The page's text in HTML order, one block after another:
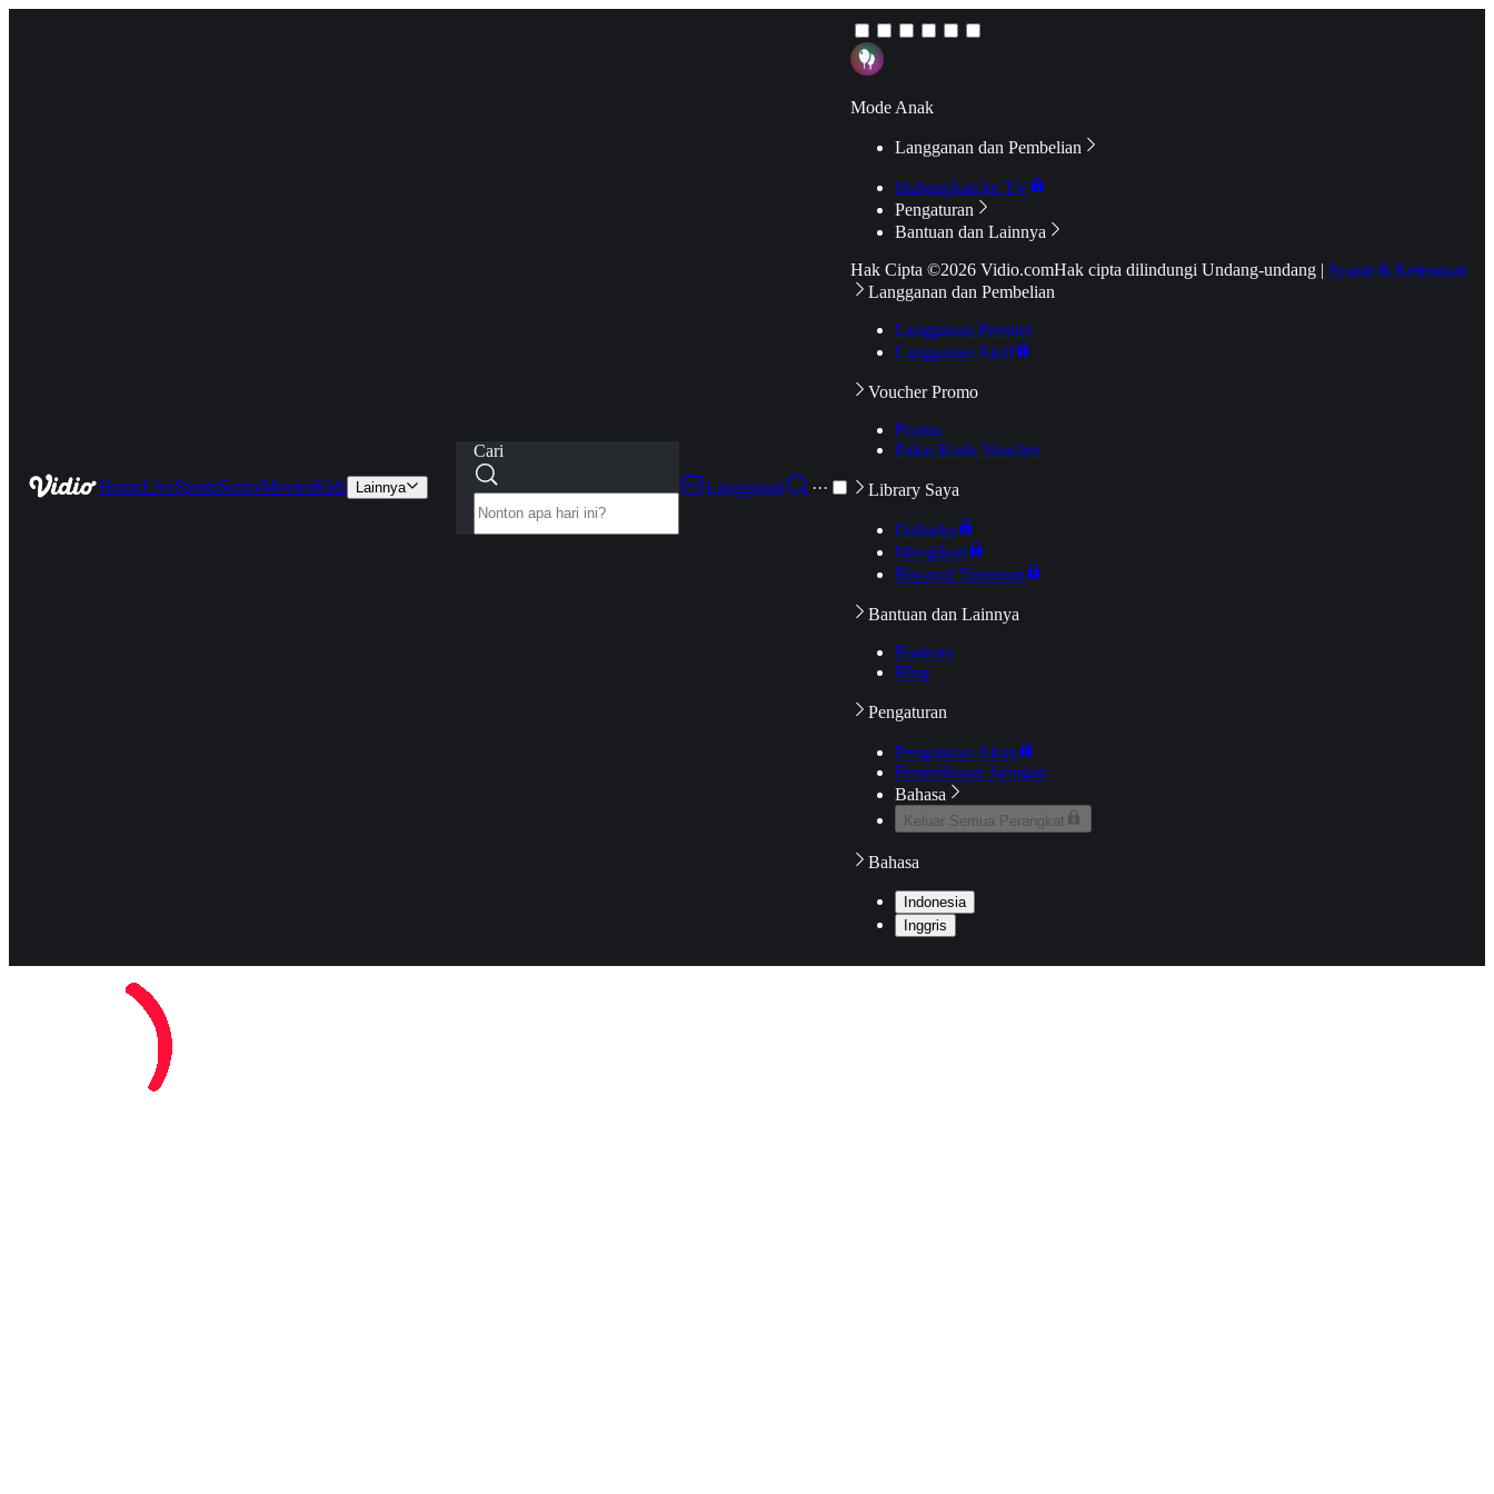
HomeLiveSportsSeriesMoviesKids Lainnya
Cari
Langganan
···
Mode Anak
Langganan dan Pembelian
Hubungkan ke TV
Pengaturan
Bantuan dan Lainnya
Hak Cipta ©2026 Vidio.comHak cipta dilindungi Undang-undang | Syarat & Ketentuan
Langganan dan Pembelian
Langganan Premier
Langganan Aktif
Voucher Promo
Promo
Pakai Kode Voucher
Library Saya
Daftarku
Mengikuti
Riwayat Tontonan
Bantuan dan Lainnya
Bantuan
Blog
Pengaturan
Pengaturan Akun
Pemeriksaan Jaringan
Bahasa
Keluar Semua Perangkat
Bahasa
Indonesia
Inggris